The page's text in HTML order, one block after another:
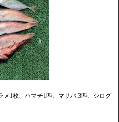
1枚、ハマチ1匹、マサバ 3匹、シログ